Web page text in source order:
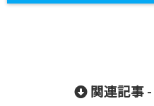
関連記事 -